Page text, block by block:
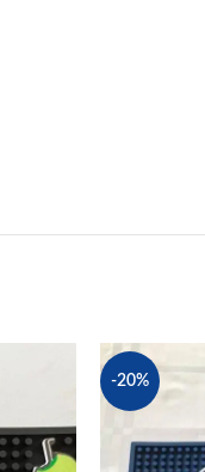
-20%